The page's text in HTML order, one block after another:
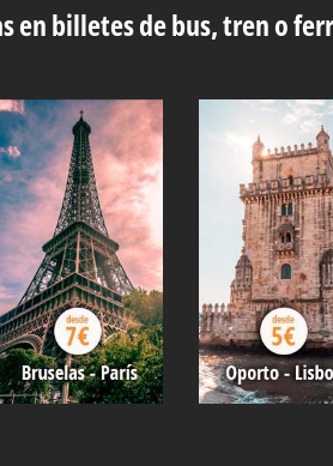
en billetes de bus, tren o